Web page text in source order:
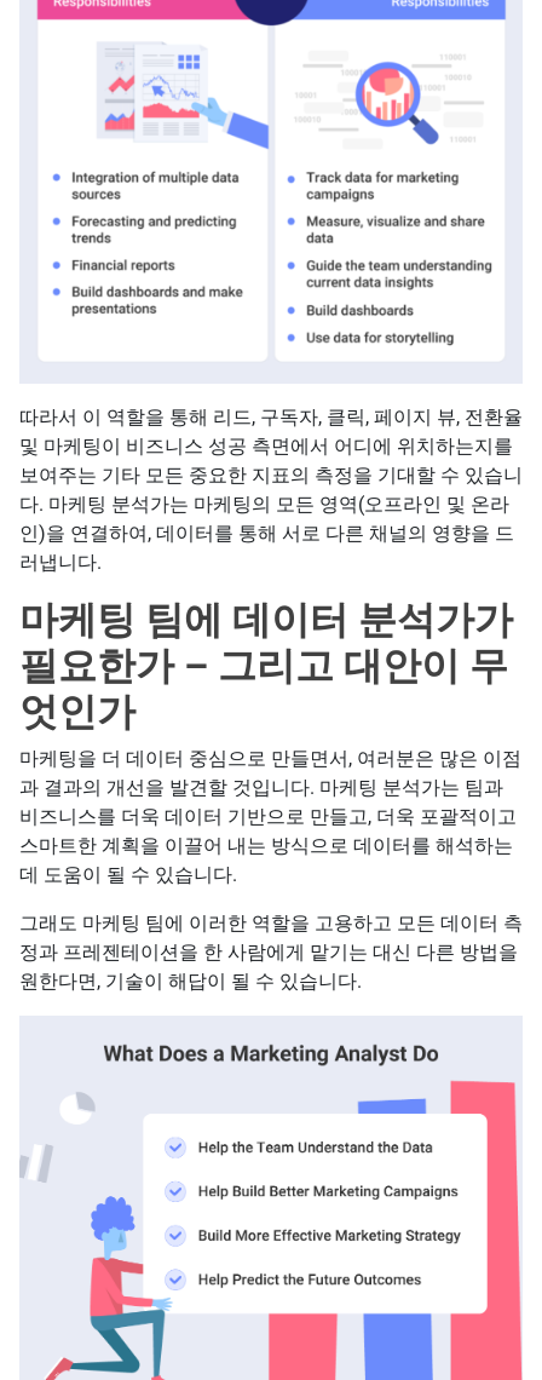
따라서 이 역할을 통해 리드, 구독자, 클릭, 페이지 뷰, 전환율
및 마케팅이 비즈니스 성공 측면에서 어디에 위치하는지를
보여주는 기타 모든 중요한 지표의 측정을 기대할 수 있습니
다. 마케팅 분석가는 마케팅의 모든 영역(오프라인 및 온라
인)을 연결하여, 데이터를 통해 서로 다른 채널의 영향을 드
러냅니다.
마케팅 팀에 데이터 분석가가
필요한가 – 그리고 대안이 무
엇인가
마케팅을 더 데이터 중심으로 만들면서, 여러분은 많은 이점
과 결과의 개선을 발견할 것입니다. 마케팅 분석가는 팀과
비즈니스를 더욱 데이터 기반으로 만들고, 더욱 포괄적이고
스마트한 계획을 이끌어 내는 방식으로 데이터를 해석하는
데 도움이 될 수 있습니다.
그래도 마케팅 팀에 이러한 역할을 고용하고 모든 데이터 측
정과 프레젠테이션을 한 사람에게 맡기는 대신 다른 방법을
원한다면, 기술이 해답이 될 수 있습니다.